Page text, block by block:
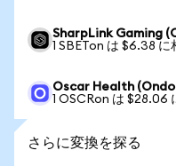
SharpLink Gaming
1 SBETon は $6.38 に
Oscar Health (Ondo
1 OSCRon は $28.06
さらに変換を探る